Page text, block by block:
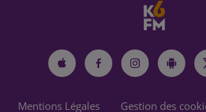
Mentions Légales Gestion des